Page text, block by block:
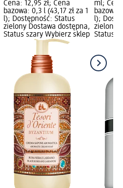
Cena: 12,95 zł; Cena
bazowa: 0,3 l (43,17 zł za 1
l); Dostępność: Status
zielony Dostawa dostępna,
Status szary Wybierz sklep
ml;
bazowa:
l);
zielony
Status